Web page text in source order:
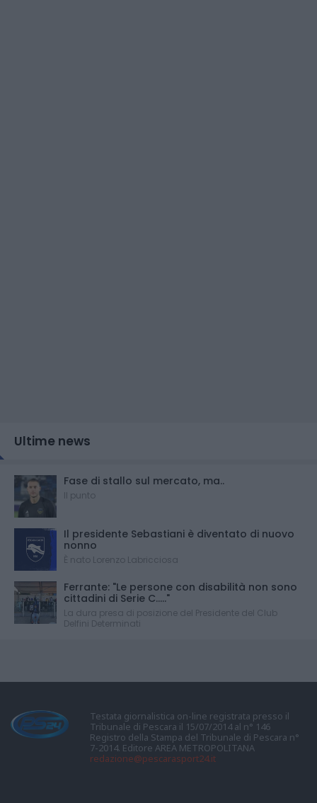
Ultime news
Fase di stallo sul mercato, ma..
Il punto
Il presidente Sebastiani è diventato di nuovo
nonno
È nato Lorenzo Labricciosa
Ferrante: "Le persone con disabilità non sono
cittadini di Serie C....."
La dura presa di posizione del Presidente del Club
Delfini Determinati
Testata giornalistica on-line registrata presso il
Tribunale di Pescara il 15/07/2014 al n° 146
Registro della Stampa del Tribunale di Pescara n°
7-2014. Editore AREA METROPOLITANA
redazione@pescarasport24.it